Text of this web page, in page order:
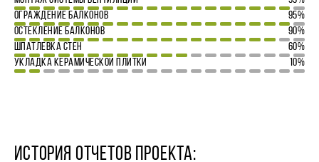
ОГРАЖДЕНИЕ БАЛКОНОВ
95%
ОСТЕКЛЕНИЕ БАЛКОНОВ
90%
ШПАТЛЕВКА СТЕН
60%
УКЛАДКА КЕРАМИЧЕСКОЙ ПЛИТКИ
10%
ИСТОРИЯ ОТЧЕТОВ ПРОЕКТА: